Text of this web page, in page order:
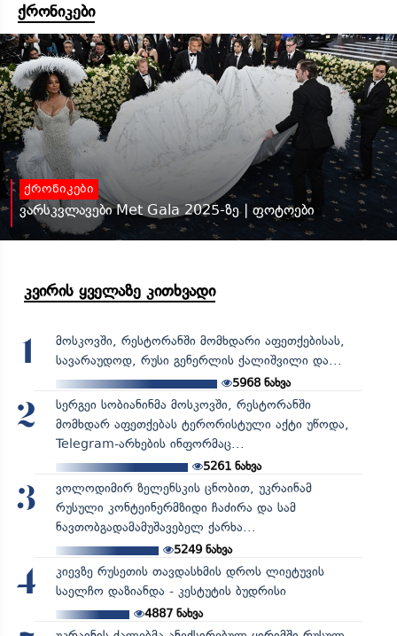
ქრონიკები
ქრონიკები
ვარსკვლავები Met Gala 2025-ზე | ფოტოები
კვირის ყველაზე კითხვადი
1
მოსკოვში, რესტორანში მომხდარი აფეთქებისას,
სავარაუდოდ, რუსი გენერლის ქალიშვილი და...
5968 ნახვა
2
სერგეი სობიანინმა მოსკოვში, რესტორანში
მომხდარ აფეთქებას ტერორისტული აქტი უწოდა,
Telegram-არხების ინფორმაც...
5261ნახვა
3
ვოლოდიმირ ზელენსკის ცნობით, უკრაინამ
რუსული კონტეინერმზიდი ჩაძირა და სამ
ნავთობგადამამუშავებელ ქარხა...
5249ნახვა
4
კიევზე რუსეთის თავდასხმის დროს ლიეტუვის
საელჩო დაზიანდა - კესტუტის ბუდრისი
4887ნახვა